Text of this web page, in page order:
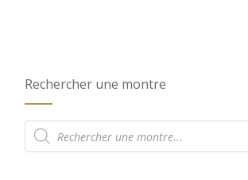
Rechercher une montre
Recherche
de
produits